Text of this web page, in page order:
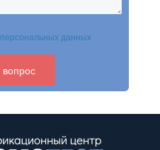
персональных данных